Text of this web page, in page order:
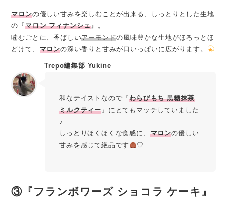
マロンの優しい甘みを楽しむことが出来る、しっとりとした生地
の『マロン フィナンシェ 』。
噛むごとに、香ばしいアーモンドの風味豊かな生地がほろっとほ
どけて、 マロンの深い香りと甘みが口いっぱいに広がります。
Trepo編集部 Yukine
和なテイストなので『わらびもち 黒糖抹茶
ミルクティー』にとてもマッチしていました
♪
しっとりほくほくな食感に、 マロンの優しい
甘みを感じて絶品です
♡
③『フランボワーズ ショコラ ケーキ』